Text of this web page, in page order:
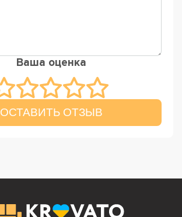
Ваша оценка
ОСТАВИТЬ ОТЗЫВ